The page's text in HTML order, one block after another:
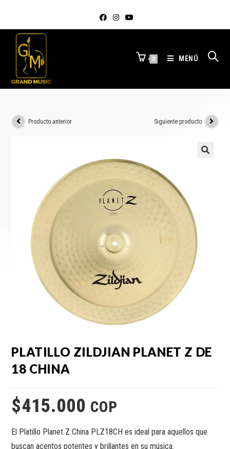
0 MENÚ
Producto anterior Siguiente producto
PLATILLO ZILDJIAN PLANET Z DE
18 CHINA
$415.000 COP
El Platillo Planet Z China PLZ18CH es ideal para aquellos que
buscan acentos potentes y brillantes en su música.